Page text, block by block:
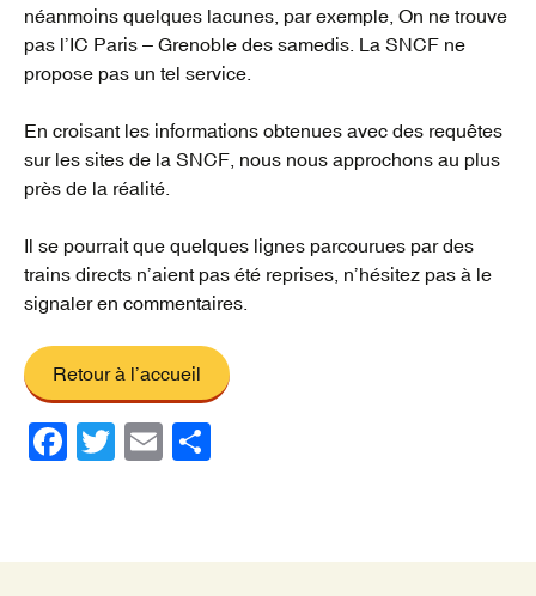
néanmoins quelques lacunes, par exemple, On ne trouve
pas l’IC Paris – Grenoble des samedis. La SNCF ne
propose pas un tel service.
En croisant les informations obtenues avec des requêtes
sur les sites de la SNCF, nous nous approchons au plus
près de la réalité.
Il se pourrait que quelques lignes parcourues par des
trains directs n’aient pas été reprises, n’hésitez pas à le
signaler en commentaires.
Retour à l’accueil
F
e
T
er
E
g